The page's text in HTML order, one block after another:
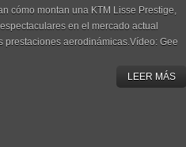
cómo montan una KTM Lisse Prestige,
en el mercado actual
prestaciones aerodinámicas.Vídeo: Gee
LEER MÁS